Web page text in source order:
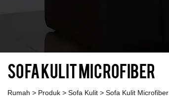
Sofa Kulit Microfiber
Rumah > Produk > Sofa Kulit > Sofa Kulit Microfiber